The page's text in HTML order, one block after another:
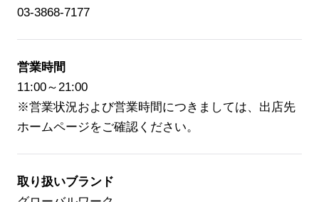
サステナビリティ
03-3868-7177
営業時間
11:00～21:00
※営業状況および営業時間につきましては、出店先
ホームページをご確認ください。
取り扱いブランド